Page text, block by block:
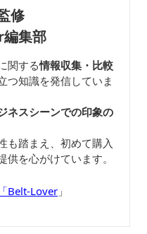
修
集部
関する情報収集・比較
つ知識を発信していま
ネスシーンでの印象の
も踏まえ、初めて購入
を心がけています。
Belt-Lover 」